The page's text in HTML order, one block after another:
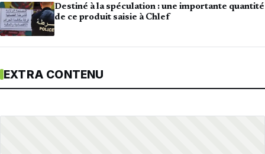
Destiné à la spéculation : une importante quantité
de ce produit saisie à Chlef
EXTRA CONTENU